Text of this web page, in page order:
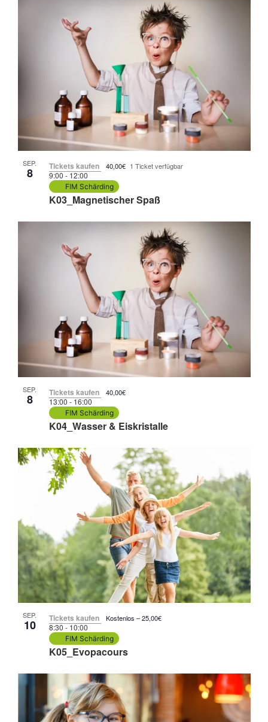
SEP.
8
K03_Magnetischer Spaß
9:00-12:00
FIM Schärding
Tickets kaufen 40,00€ 1 Ticket verfügbar
SEP.
8
K04_Wasser & Eiskristalle
13:00-16:00
FIM Schärding
Tickets kaufen 40,00€
SEP.
10
K05_Evopacours
8:30-10:00
FIM Schärding
Tickets kaufen Kostenlos – 25,00€